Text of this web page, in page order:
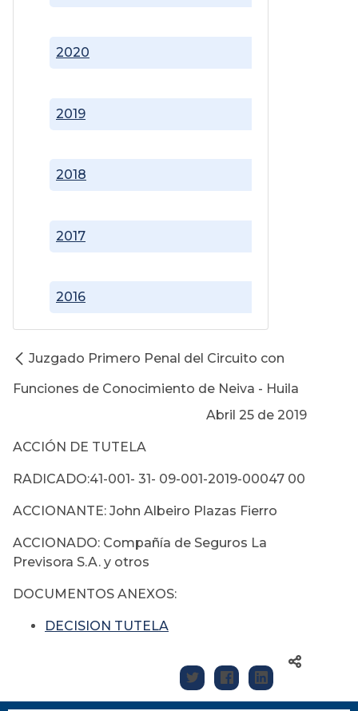
2016
2017
2018
2019
2020
Juzgado Primero Penal del Circuito con
Funciones de Conocimiento de Neiva - Huila
Abril 25 de 2019
ACCIÓN DE TUTELA
RADICADO:41-001- 31- 09-001-2019-00047 00
ACCIONANTE: John Albeiro Plazas Fierro
ACCIONADO: Compañía de Seguros La
Previsora S.A. y otros
DOCUMENTOS ANEXOS:
DECISION TUTELA